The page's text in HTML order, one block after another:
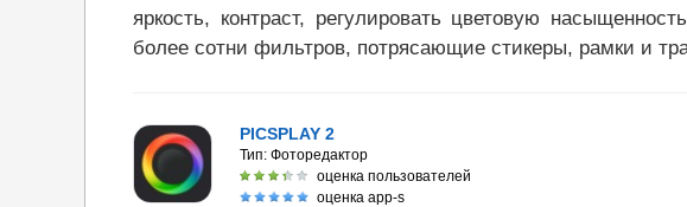
яркость, контраст, регулировать цветовую
более сотни фильтров, потрясающие стикеры, рамки и
PICSPLAY 2
Тип: Фоторедактор
оценка пользователей
оценка app-s